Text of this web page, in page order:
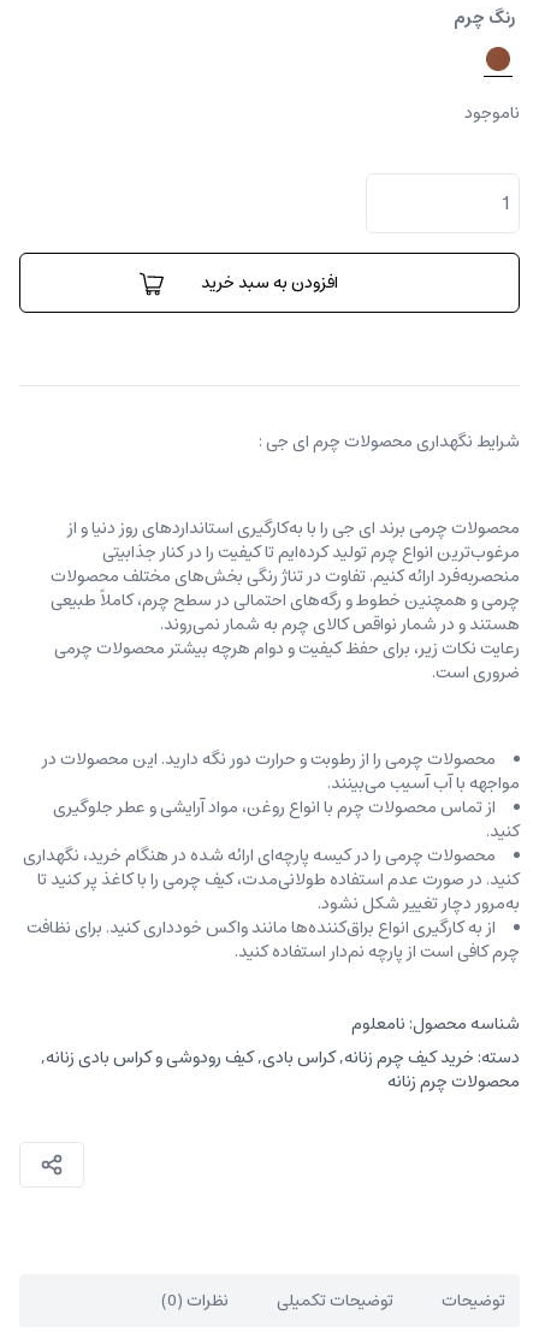
رنگ چرم
ناموجود
کیف
کراس
بادی
دیلی
افزودن به سبد خرید
شرایط نگهداری محصولات چرم ای جی :
محصولات چرمی برند ای جی را با به‌کارگیری استانداردهای روز دنیا و از
مرغوب‌ترین انواع چرم تولید کرده‌ایم تا کیفیت را در کنار جذابیتی
منحصربه‌فرد ارائه کنیم. تفاوت در تناژ رنگی بخش‌های مختلف محصولات
چرمی و همچنین خطوط و رگه‌‌های احتمالی در سطح چرم، کاملاً طبیعی
هستند و در شمار نواقص کالای چرم به شمار نمی‌روند.
رعایت نکات زیر، برای حفظ کیفیت و دوام هرچه بیشتر محصولات چرمی
ضروری است.
محصولات چرمی را از رطوبت و حرارت دور نگه دارید. این محصولات در
مواجهه با آب آسیب می‌بینند.
از تماس محصولات چرم با انواع روغن‌، مواد آرایشی و عطر جلوگیری
کنید.
محصولات چرمی را در کیسه‌ پارچه‌ای ارائه شده در هنگام خرید، ‌نگهداری
کنید. در صورت عدم استفاده طولانی‌مدت، کیف‌ چرمی را با کاغذ پر کنید تا
به‌مرور دچار تغییر شکل نشود.
از به کارگیری انواع براق‌کننده‌ها مانند واکس خودداری کنید. برای نظافت
چرم کافی است از پارچه‌ نم‌دار استفاده کنید.
شناسه محصول: نامعلوم
دسته: خرید کیف چرم زنانه,کراس بادی,کیف رودوشی و کراس بادی زنانه,
محصولات چرم زنانه
توضیحات توضیحات تکمیلی نظرات (0)